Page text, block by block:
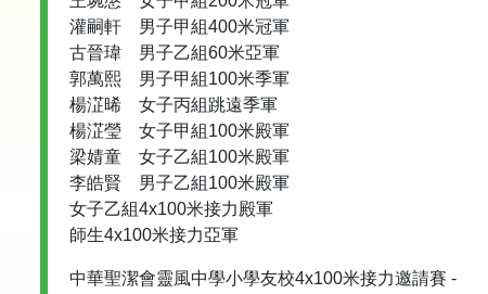
灌嗣軒 男子甲組400米冠軍
古晉瑋 男子乙組60米亞軍
郭萬熙 男子甲組100米季軍
楊淽晞 女子丙組跳遠季軍
楊淽瑩 女子甲組100米殿軍
梁婧童 女子乙組100米殿軍
李皓賢 男子乙組100米殿軍
女子乙組4x100米接力殿軍
師生4x100米接力亞軍
中華聖潔會靈風中學小學友校4x100米接力邀請賽 -